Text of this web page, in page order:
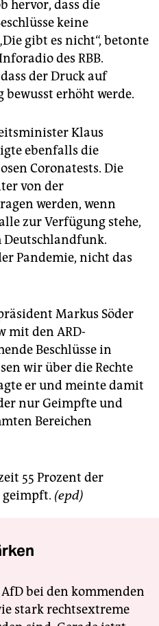
hervor, dass die
keine
gibt es nicht“, betonte
des RBB.
der Druck auf
erhöht werde.
Klaus
ebenfalls die
Coronatests. Die
von der
werden, wenn
zur Verfügung stehe,
Deutschlandfunk.
Pandemie, nicht das
Markus Söder
mit den ARD-
Beschlüsse in
wir über die Rechte
er und meinte damit
nur Geimpfte und
Bereichen
55 Prozent der
geimpft. (epd)
bei den kommenden
stark rechtsextreme